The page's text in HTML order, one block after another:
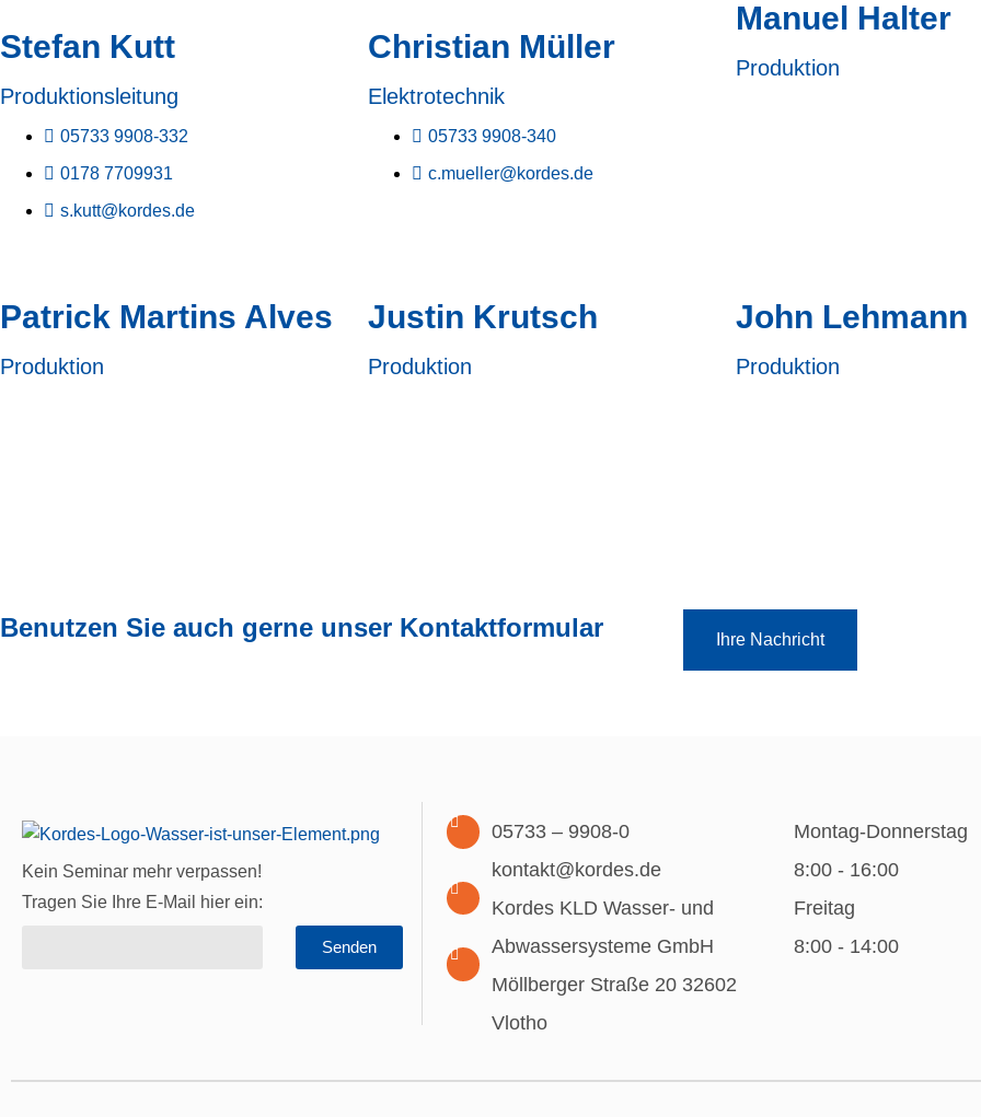
Stefan Kutt
Produktionsleitung
05733 9908-332
0178 7709931
s.kutt@kordes.de
Christian Müller
Elektrotechnik
05733 9908-340
c.mueller@kordes.de
Manuel Halter
Produktion
Patrick Martins Alves
Produktion
Justin Krutsch
Produktion
John Lehmann
Produktion
Benutzen Sie auch gerne unser Kontaktformular Ihre Nachricht
Kein Seminar mehr verpassen!
Tragen Sie Ihre E-Mail hier ein:
Senden
05733 – 9908-0
kontakt@kordes.de
Kordes KLD Wasser- und
Abwassersysteme GmbH
Möllberger Straße 20 32602
Vlotho
Montag-Donnerstag
8:00 - 16:00
Freitag
8:00 - 14:00